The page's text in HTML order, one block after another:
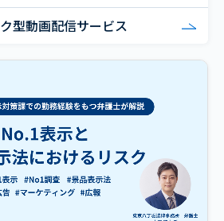
型動画配信サービス